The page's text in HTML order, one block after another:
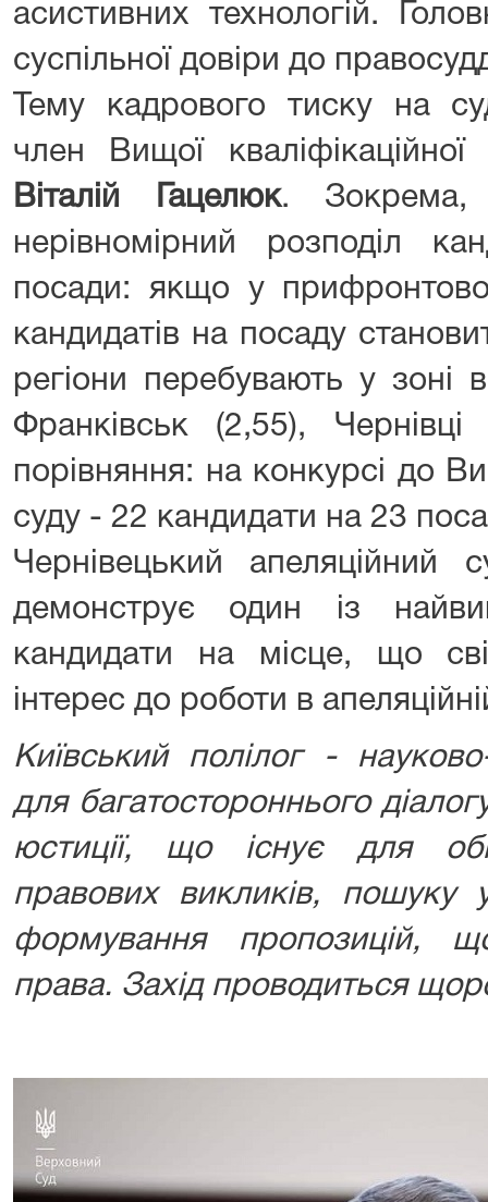
асистивних технологій.
суспільної довіри до
Тему кадрового тиску на
член Вищої кваліфікаційної
Віталій Гацелюк. Зокрема,
нерівномірний розподіл
посади: якщо у
кандидатів на посаду
регіони перебувають у зоні
Франківськ (2,55),
порівняння: на конкурсі до
суду - 22 кандидати на 23
Чернівецький апеляційний
демонструє один із
кандидати на місце, що
інтерес до роботи в
Київський полілог -
для багатостороннього
юстиції, що існує для
правових викликів, пошуку
формування пропозицій,
права. Захід проводиться